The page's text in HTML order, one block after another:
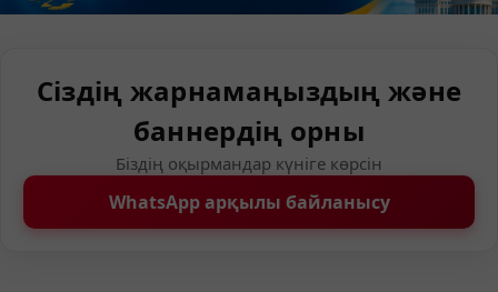
Сіздің жарнамаңыздың және
баннердің орны
Біздің оқырмандар күніге көрсін
WhatsApp арқылы байланысу